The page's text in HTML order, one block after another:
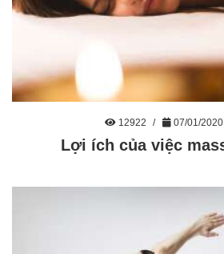
12922 07/01/2020
Lợi ích của việc